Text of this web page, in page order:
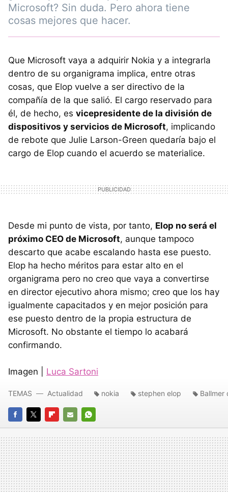
Microsoft? Sin duda. Pero ahora tiene
cosas mejores que hacer.
Que Microsoft vaya a adquirir Nokia y a integrarla
dentro de su organigrama implica, entre otras
cosas, que Elop vuelve a ser directivo de la
compañía de la que salió. El cargo reservado para
él, de hecho, es vicepresidente de la división de
dispositivos y servicios de Microsoft, implicando
de rebote que Julie Larson-Green quedaría bajo el
cargo de Elop cuando el acuerdo se materialice.
Desde mi punto de vista, por tanto, Elop no será el
próximo CEO de Microsoft, aunque tampoco
descarto que acabe escalando hasta ese puesto.
Elop ha hecho méritos para estar alto en el
organigrama pero no creo que vaya a convertirse
en director ejecutivo ahora mismo; creo que los hay
igualmente capacitados y en mejor posición para
ese puesto dentro de la propia estructura de
Microsoft. No obstante el tiempo lo acabará
confirmando.
Imagen | Luca Sartoni
FACEBOOK
TWITTERFLIPBOARD
E-
MAIL
WHATSAPP
TEMAS Actualidad nokia stephen elop Ballmer